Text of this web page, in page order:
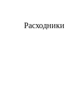
Расходники